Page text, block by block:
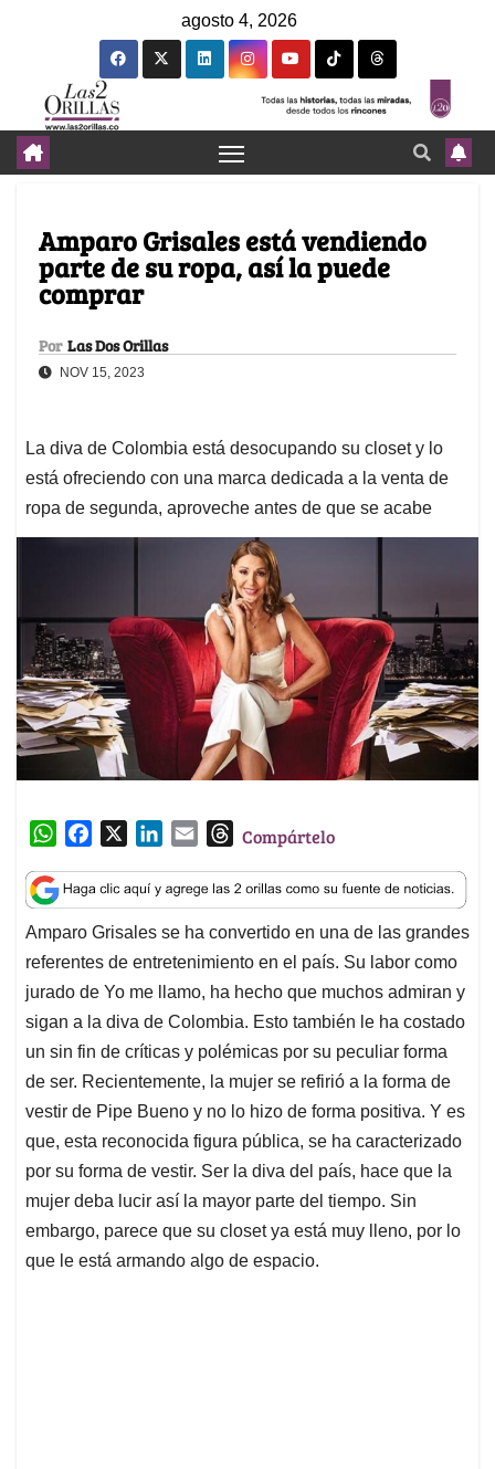
agosto 4, 2026
Amparo Grisales está vendiendo
parte de su ropa, así la puede
comprar
Por Las Dos Orillas
NOV 15, 2023
La diva de Colombia está desocupando su closet y lo
está ofreciendo con una marca dedicada a la venta de
ropa de segunda, aproveche antes de que se acabe
W
a
t
s
A
p
p
c
e
b
o
o
k
n
k
e
d
I
n
a
i
l
T
r
e
a
d
s
Compártelo
Amparo Grisales se ha convertido en una de las grandes
referentes de entretenimiento en el país. Su labor como
jurado de Yo me llamo, ha hecho que muchos admiran y
sigan a la diva de Colombia. Esto también le ha costado
un sin fin de críticas y polémicas por su peculiar forma
de ser. Recientemente, la mujer se refirió a la forma de
vestir de Pipe Bueno y no lo hizo de forma positiva. Y es
que, esta reconocida figura pública, se ha caracterizado
por su forma de vestir. Ser la diva del país, hace que la
mujer deba lucir así la mayor parte del tiempo. Sin
embargo, parece que su closet ya está muy lleno, por lo
que le está armando algo de espacio.